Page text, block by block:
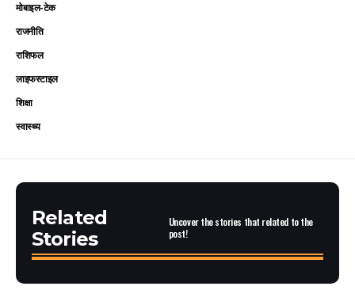
मोबाइल-टेक
राजनीति
राशिफल
लाइफस्टाइल
शिक्षा
स्वास्थ्य
Related
Stories
Uncover the stories that related to the
post!